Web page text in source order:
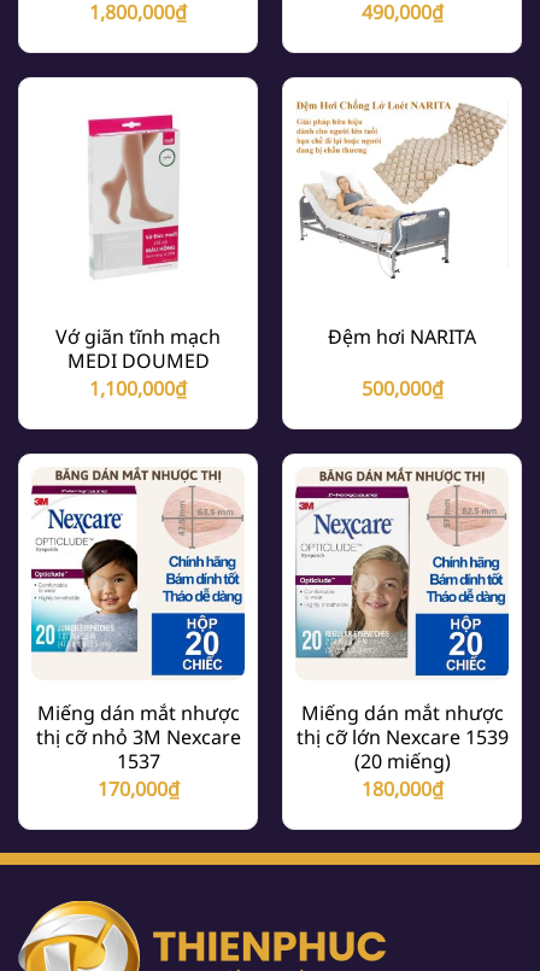
1,800,000₫
490,000₫
Vớ giãn tĩnh mạch
MEDI DOUMED
1,100,000₫
Đệm hơi NARITA
500,000₫
Miếng dán mắt nhược
thị cỡ nhỏ 3M Nexcare
1537
170,000₫
Miếng dán mắt nhược
thị cỡ lớn Nexcare 1539
(20 miếng)
180,000₫